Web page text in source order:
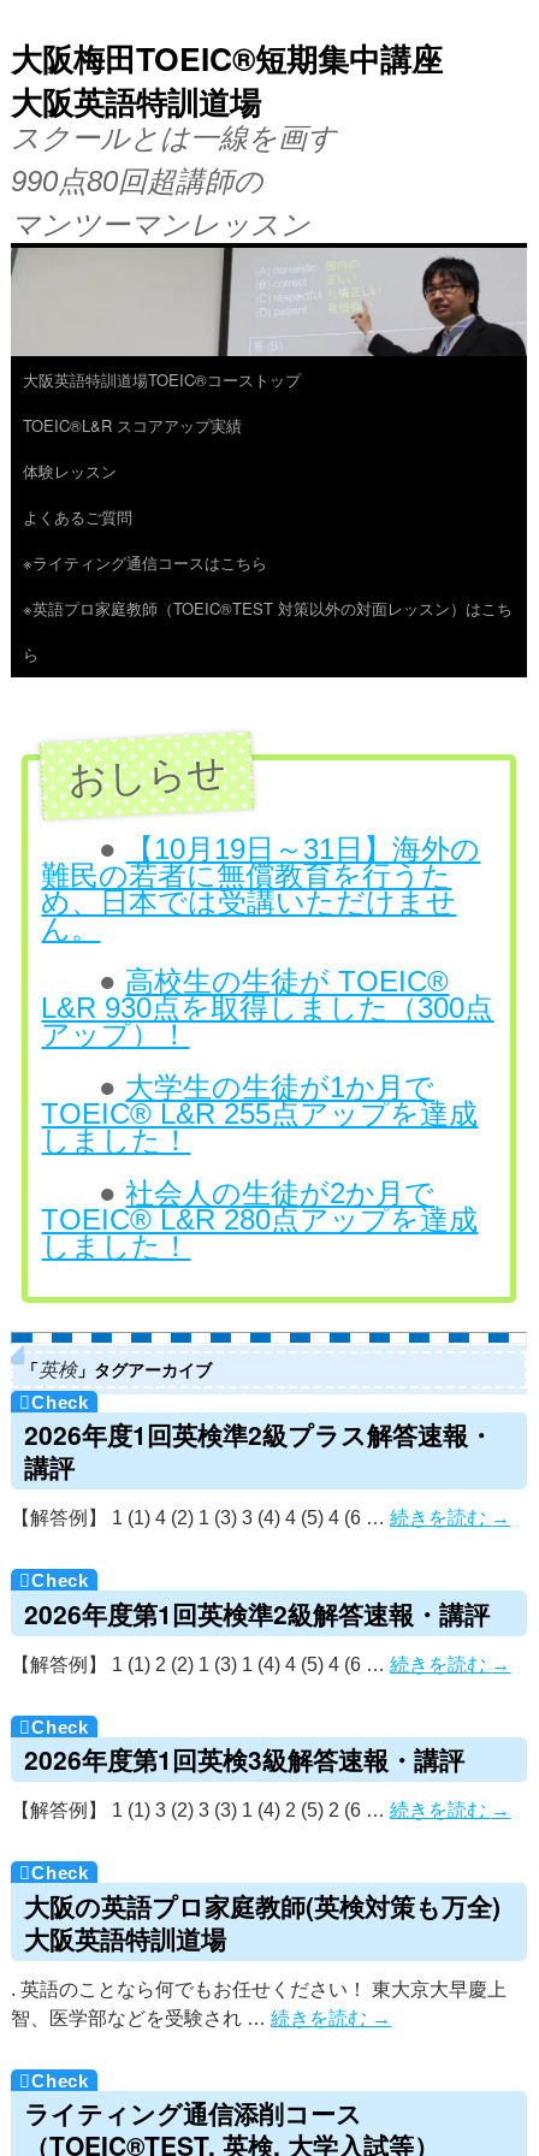
大阪梅田TOEIC®短期集中講座
大阪英語特訓道場
スクールとは一線を画す
990点80回超講師の
マンツーマンレッスン
コ
ン
テ
ン
ツ
へ
ス
大阪英語特訓道場TOEIC®コーストップ
TOEIC®L&R スコアアップ実績
体験レッスン
よくあるご質問
※ライティング通信コースはこちら
※英語プロ家庭教師（TOEIC®TEST 対策以外の対面レッスン）はこち
ら
●
【10月19日～31日】海外の
難民の若者に無償教育を行うた
め、日本では受講いただけませ
ん。
● 高校生の生徒が TOEIC®
L&R 930点を取得しました（300点
アップ）！
● 大学生の生徒が1か月で
TOEIC® L&R 255点アップを達成
しました！
●社会人の生徒が2か月で
TOEIC® L&R 280点アップを達成
しました！
「英検」タグアーカイブ
2026年度1回英検準2級プラス解答速報・
講評
【解答例】 1 (1) 4 (2) 1 (3) 3 (4) 4 (5) 4 (6 …続きを読む →
2026年度第1回英検準2級解答速報・講評
【解答例】 1 (1) 2 (2) 1 (3) 1 (4) 4 (5) 4 (6 …続きを読む →
2026年度第1回英検3級解答速報・講評
【解答例】 1 (1) 3 (2) 3 (3) 1 (4) 2 (5) 2 (6 …続きを読む →
大阪の英語プロ家庭教師(英検対策も万全)
大阪英語特訓道場
. 英語のことなら何でもお任せください！ 東大京大早慶上
智、医学部などを受験され …続きを読む →
ライティング通信添削コース
（TOEIC®TEST, 英検, 大学入試等）